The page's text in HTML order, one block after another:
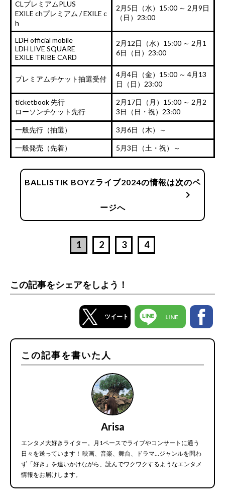
CLプレミアムPLUS
EXILE chプレミアム / EXILE c
h
2月5日（水）15:00 ～ 2月9日
（日）23:00
LDH official mobile
LDH LIVE SQUARE
EXILE TRIBE CARD
2月12日（水）15:00 ～ 2月1
6日（日）23:00
プレミアムチケット抽選受付
4月4日（金）15:00 ～ 4月13
日（日）23:00
ticketbook 先行
ローソンチケット先行
2月17日（月）15:00 ～ 2月2
3日（日・祝）23:00
一般先行（抽選） 3月6日（木）～
一般発売 （先着） 5月3日（土・祝）～
BALLISTIK BOYZライブ2024の情報は次のペ
ージへ
chevron_right
1 2 3 4
この記事をシェアをしよう！
ツイート LINE
この記事を書いた人
Arisa
エンタメ大好きライター。月1ペースでライブやコンサートに通う
日々を送っています！ 映画、音楽、舞台、ドラマ…ジャンルを問わ
ず「好き」を追いかけながら、読んでワクワクするようなエンタメ
情報をお届けします。